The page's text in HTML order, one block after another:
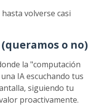
volverse casi
o no)
la "computación
IA escuchando tus
siguiendo tu
proactivamente.